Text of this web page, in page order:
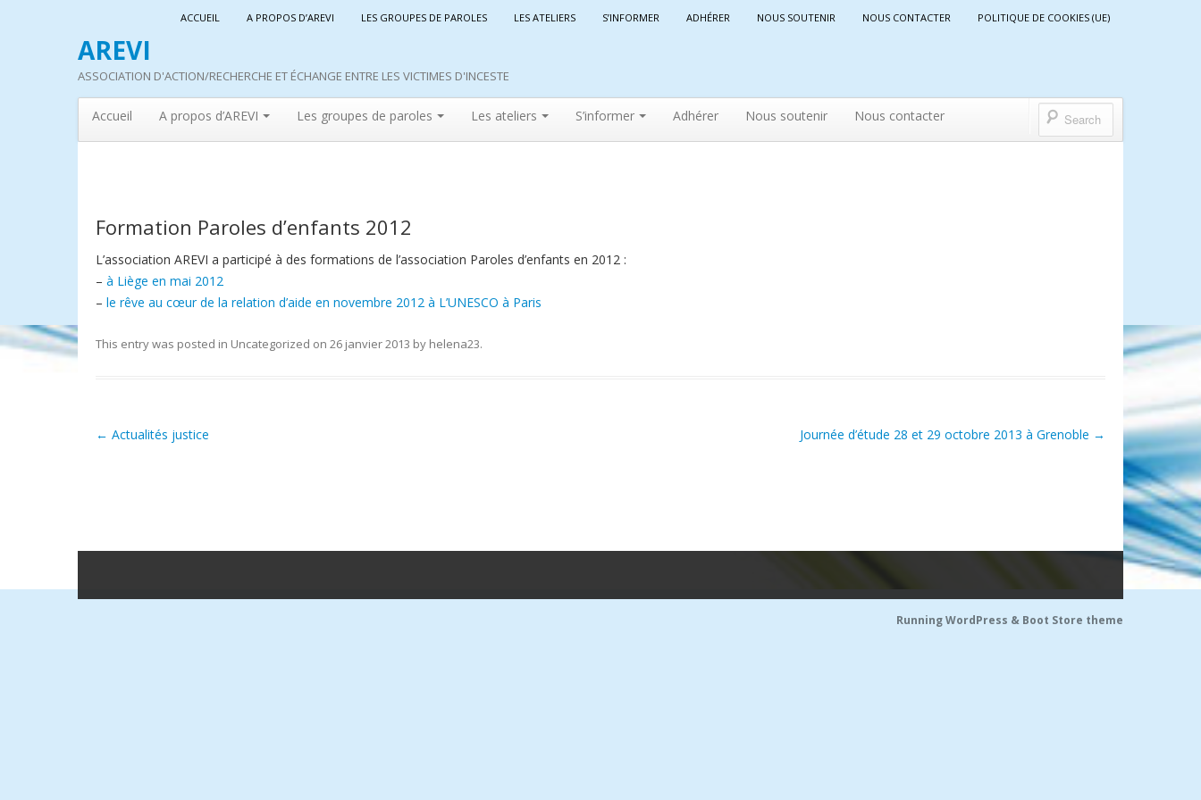
AREVI
ASSOCIATION D'ACTION/RECHERCHE ET ÉCHANGE ENTRE LES VICTIMES D'INCESTE
ACCUEIL A PROPOS D’AREVI LES GROUPES DE PAROLES LES ATELIERS S’INFORMER ADHÉRER NOUS SOUTENIR NOUS CONTACTER POLITIQUE DE COOKIES (UE)
Accueil A propos d’AREVI Les groupes de paroles Les ateliers S’informer Adhérer Nous soutenir Nous contacter
Formation Paroles d’enfants 2012
L’association AREVI a participé à des formations de l’association Paroles d’enfants en 2012 :
– à Liège en mai 2012
– le rêve au cœur de la relation d’aide en novembre 2012 à L’UNESCO à Paris
This entry was posted in Uncategorized on 26 janvier 2013 by helena23.
Post navigation
← Actualités justice Journée d’étude 28 et 29 octobre 2013 à Grenoble →
Running WordPress & Boot Store theme